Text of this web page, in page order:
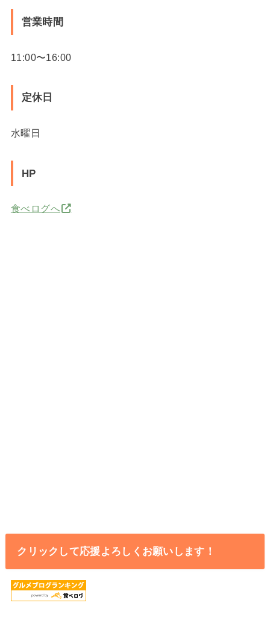
営業時間
11:00〜16:00
定休日
水曜日
HP
食べログへ
クリックして応援よろしくお願いします！